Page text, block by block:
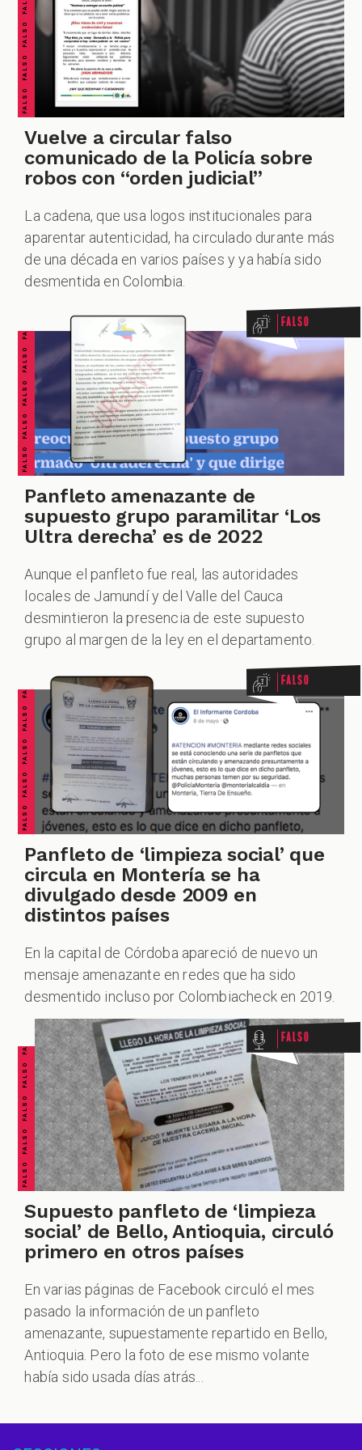
PODCAST
ZOOM
Vuelve a circular falso
comunicado de la Policía sobre
robos con “orden judicial”
La cadena, que usa logos institucionales para
aparentar autenticidad, ha circulado durante más
de una década en varios países y ya había sido
desmentida en Colombia.
FALSO FALSO FALSO FALSO FALSO FALSO FALSO Falso
Panfleto amenazante de
supuesto grupo paramilitar ‘Los
Ultra derecha’ es de 2022
Aunque el panfleto fue real, las autoridades
locales de Jamundí y del Valle del Cauca
desmintieron la presencia de este supuesto
grupo al margen de la ley en el departamento.
FALSO FALSO FALSO FALSO FALSO FALSO FALSO Falso
Panfleto de ‘limpieza social’ que
circula en Montería se ha
divulgado desde 2009 en
distintos países
En la capital de Córdoba apareció de nuevo un
mensaje amenazante en redes que ha sido
desmentido incluso por Colombiacheck en 2019.
FALSO FALSO FALSO FALSO FALSO FALSO FALSO Falso
Supuesto panfleto de ‘limpieza
social’ de Bello, Antioquia, circuló
primero en otros países
En varias páginas de Facebook circuló el mes
pasado la información de un panfleto
amenazante, supuestamente repartido en Bello,
Antioquia. Pero la foto de ese mismo volante
había sido usada días atrás...